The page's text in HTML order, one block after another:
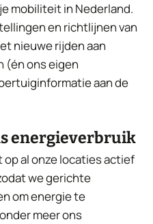
mobiliteit in Nederland.
en richtlijnen van
nieuwe rijden aan
(én ons eigen
aan de
energieverbruik
al onze locaties actief
we gerichte
om energie te
meer ons